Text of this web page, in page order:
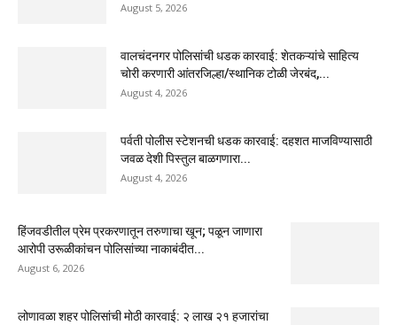
August 5, 2026
वालचंदनगर पोलिसांची धडक कारवाई: शेतकऱ्यांचे साहित्य
चोरी करणारी आंतरजिल्हा/स्थानिक टोळी जेरबंद,...
August 4, 2026
पर्वती पोलीस स्टेशनची धडक कारवाई: दहशत माजविण्यासाठी
जवळ देशी पिस्तुल बाळगणारा...
August 4, 2026
हिंजवडीतील प्रेम प्रकरणातून तरुणाचा खून; पळून जाणारा
आरोपी उरूळीकांचन पोलिसांच्या नाकाबंदीत...
August 6, 2026
लोणावळा शहर पोलिसांची मोठी कारवाई: २ लाख २१ हजारांचा